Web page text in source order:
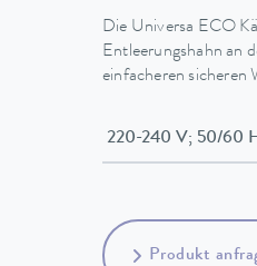
Die Universa ECO
Entleerungshahn an
einfacheren sicheren
Produkt